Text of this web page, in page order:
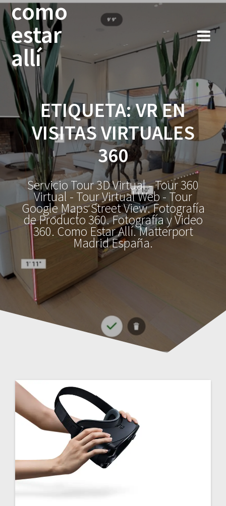
Saltar
al
contenido
como
estar
allí
ETIQUETA:VR EN
VISITAS VIRTUALES
360
Servicio Tour 3D Virtual - Tour 360
Virtual - Tour Virtual Web - Tour
Google Maps Street View. Fotografía
de Producto 360. Fotografía y Video
360. Como Estar Allí. Matterport
Madrid España.